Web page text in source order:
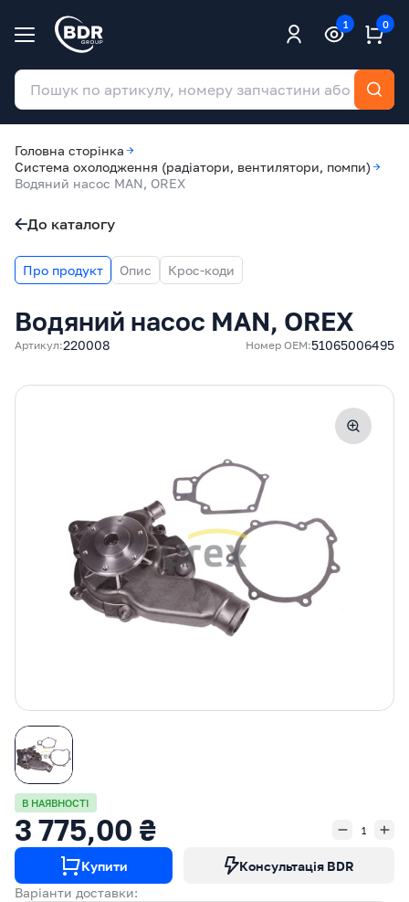
1 0
Головна сторінка
Система охолодження (радіатори, вентилятори, помпи)
Водяний насос MAN, OREX
До каталогу
Про продукт Опис Крос-коди
Водяний насос MAN, OREX
Артикул:220008 Номер ОЕМ:51065006495
В НАЯВНОСТІ
3 775,00 ₴
Купити
Консультація BDR
Варіанти доставки: